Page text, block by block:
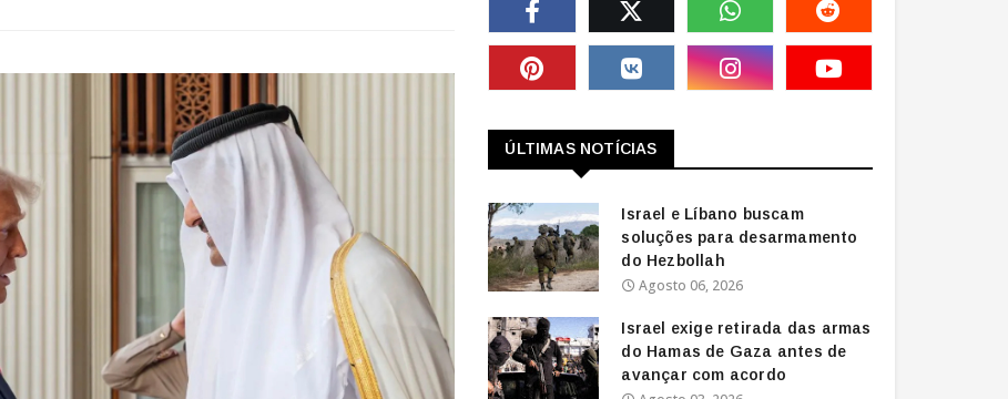
ÚLTIMAS NOTÍCIAS
Israel e Líbano buscam
soluções para desarmamento
do Hezbollah
Agosto 06, 2026
Israel exige retirada das armas
do Hamas de Gaza antes de
avançar com acordo